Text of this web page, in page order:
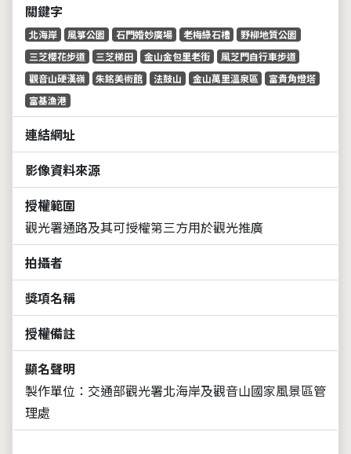
關鍵字
北海岸 風箏公園 石門婚妙廣場 老梅綠石槽
野柳地質公園
三芝櫻花步道
三芝梯田 金山金包里老街
風芝門自行車步道
觀音山硬漢嶺
朱銘美術館 法鼓山 金山萬里溫泉區
富貴角燈塔
富基漁港
連結網址
影像資料來源
授權範圍
觀光署通路及其可授權第三方用於觀光推廣
拍攝者
獎項名稱
授權備註
顯名聲明
製作單位：交通部觀光署北海岸及觀音山國家風景區管
理處